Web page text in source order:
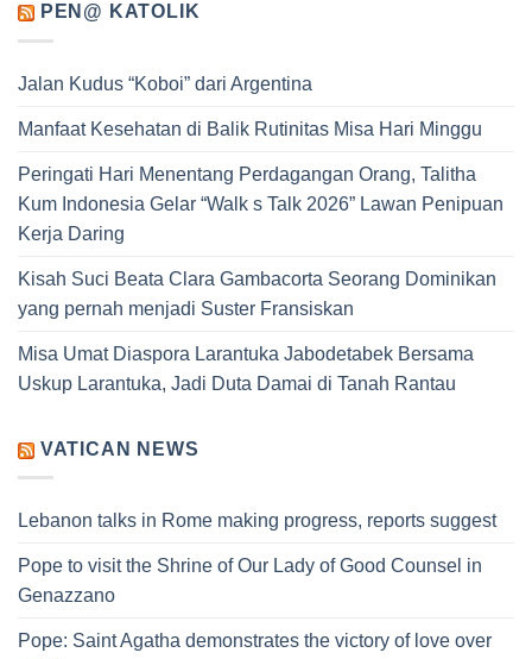
PEN@ KATOLIK
Jalan Kudus “Koboi” dari Argentina
Manfaat Kesehatan di Balik Rutinitas Misa Hari Minggu
Peringati Hari Menentang Perdagangan Orang, Talitha
Kum Indonesia Gelar “Walk s Talk 2026” Lawan Penipuan
Kerja Daring
Kisah Suci Beata Clara Gambacorta Seorang Dominikan
yang pernah menjadi Suster Fransiskan
Misa Umat Diaspora Larantuka Jabodetabek Bersama
Uskup Larantuka, Jadi Duta Damai di Tanah Rantau
VATICAN NEWS
Lebanon talks in Rome making progress, reports suggest
Pope to visit the Shrine of Our Lady of Good Counsel in
Genazzano
Pope: Saint Agatha demonstrates the victory of love over